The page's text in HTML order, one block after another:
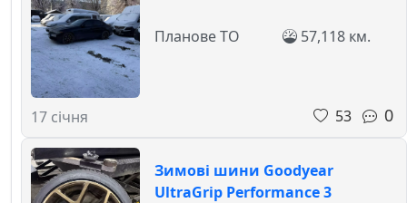
17 січня
Планове ТО 57,118 км.
53 0
Зимові шини Goodyear
UltraGrip Performance 3